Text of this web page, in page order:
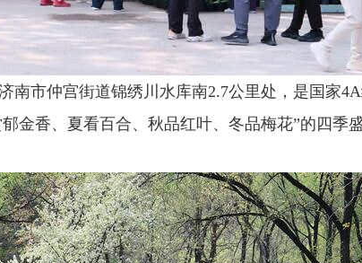
南市仲宫街道锦绣川水库南2.7公里处，是国家
金香、夏看百合、秋品红叶、冬品梅花”的四季